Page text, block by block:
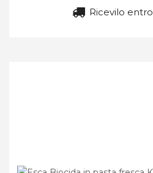
Ricevilo entro